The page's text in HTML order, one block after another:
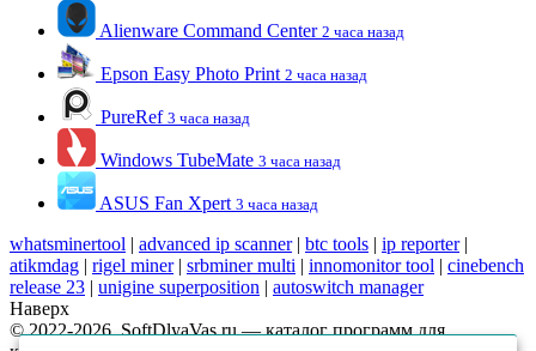
Alienware Command Center 2 часа назад
Epson Easy Photo Print 2 часа назад
PureRef 3 часа назад
Windows TubeMate 3 часа назад
ASUS Fan Xpert 3 часа назад
whatsminertool advanced ip scanner| btc tools ip reporter|
atikmdag
rigel miner| srbminer multi innomonitor tool
cinebench
release 23
unigine superposition
autoswitch manager
Наверх
© 2022-2026, SoftDlyaVas.ru — каталог программ для